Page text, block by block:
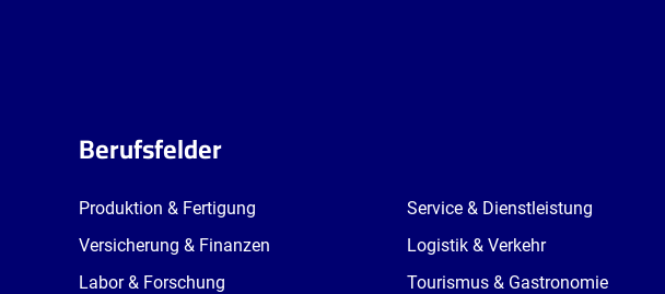
Berufsfelder
Produktion & Fertigung
Versicherung & Finanzen
Labor & Forschung
Service & Dienstleistung
Logistik & Verkehr
Tourismus & Gastronomie